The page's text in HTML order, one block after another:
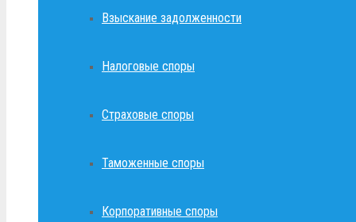
Взыскание задолженности
Налоговые споры
Страховые споры
Таможенные споры
Корпоративные споры